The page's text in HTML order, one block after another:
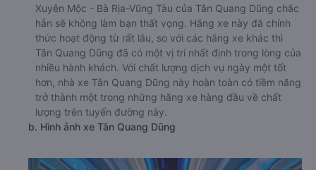
Xuyên Mộc - Bà Rịa-Vũng Tàu của Tân Quang Dũng chắc
hẳn sẽ không làm bạn thất vọng. Hãng xe này đã chính
thức hoạt động từ rất lâu, so với các hãng xe khác thì
Tân Quang Dũng đã có một vị trí nhất định trong lòng của
nhiều hành khách. Với chất lượng dịch vụ ngày một tốt
hơn, nhà xe Tân Quang Dũng này hoàn toàn có tiềm năng
trở thành một trong những hãng xe hàng đầu về chất
lượng trên tuyến đường này.
b. Hình ảnh xe Tân Quang Dũng